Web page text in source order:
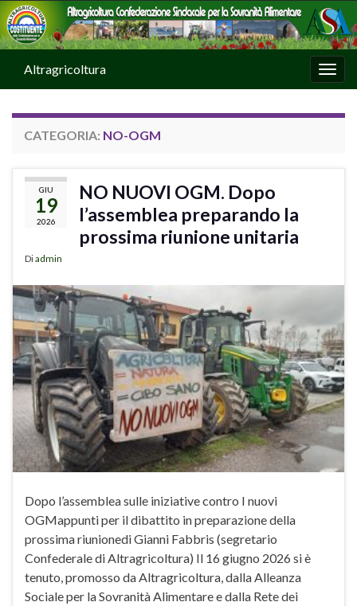
Altragricoltura
CATEGORIA: NO-OGM
GIU
19
2026
NO NUOVI OGM. Dopo
l’assemblea preparando la
prossima riunione unitaria
Diadmin
Dopo l’assemblea sulle iniziative contro I nuovi
OGMappunti per il dibattito in preparazione della
prossima riunionedi Gianni Fabbris (segretario
Confederale di Altragricoltura) Il 16 giugno 2026 si è
tenuto, promosso da Altragricoltura, dalla Alleanza
Sociale per la Sovranità Alimentare e dalla Rete dei